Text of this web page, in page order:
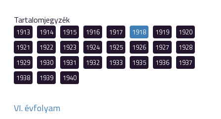
Tartalomjegyzék
1913 1914 1915 1916 1917 1918 1919
1920
1921
1922 1923 1924 1925 1926 1927
1928
1929
1930 1931 1932 1933 1935 1936
1937
1938
1939 1940
VI. évfolyam